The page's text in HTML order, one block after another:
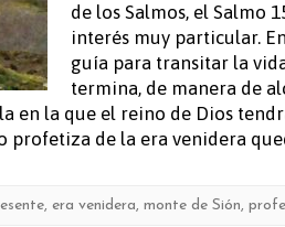
de los Salmos, el
interés muy particular.
guía para transitar la
termina, de manera de
en la que el reino de Dios
profetiza de la era venidera
, era venidera, monte de Sión,